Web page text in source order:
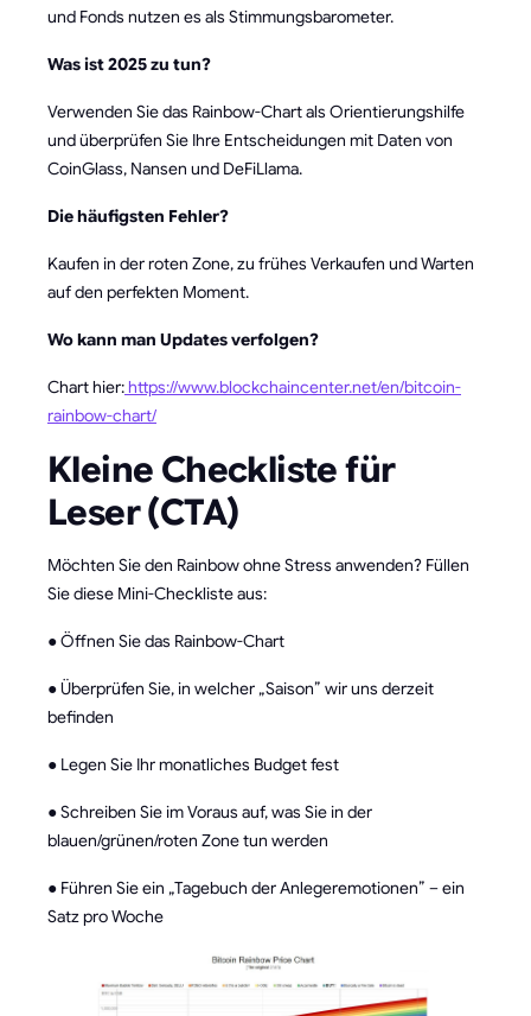
und Fonds nutzen es als Stimmungsbarometer.
Was ist 2025 zu tun?
Verwenden Sie das Rainbow-Chart als Orientierungshilfe
und überprüfen Sie Ihre Entscheidungen mit Daten von
CoinGlass, Nansen und DeFiLlama.
Die häufigsten Fehler?
Kaufen in der roten Zone, zu frühes Verkaufen und Warten
auf den perfekten Moment.
Wo kann man Updates verfolgen?
Chart hier:https://www.blockchaincenter.net/en/bitcoin-
rainbow-chart/
Kleine Checkliste für
Leser (CTA)
Möchten Sie den Rainbow ohne Stress anwenden? Füllen
Sie diese Mini-Checkliste aus:
● Öffnen Sie das Rainbow-Chart
● Überprüfen Sie, in welcher „Saison” wir uns derzeit
befinden
● Legen Sie Ihr monatliches Budget fest
● Schreiben Sie im Voraus auf, was Sie in der
blauen/grünen/roten Zone tun werden
● Führen Sie ein „Tagebuch der Anlegeremotionen” – ein
Satz pro Woche